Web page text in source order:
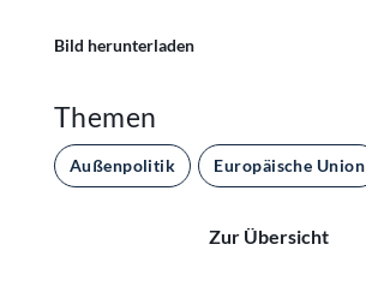
Bild herunterladen
Themen
Außenpolitik Europäische Union
Zur Übersicht